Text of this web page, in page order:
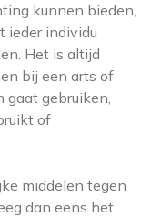
kunnen bieden,
ieder individu
Het is altijd
bij een arts of
gaat gebruiken,
of
middelen tegen
dan eens het